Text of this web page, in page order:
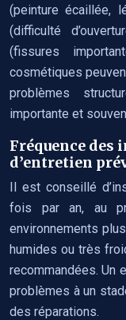
(peinture écaillée,
(difficulté
(fissures
cosmétiques
problèmes
importante et
Fréquence des
d’entretien
Il est conseillé
fois par an, au
environnements
humides ou très
recommandées. Un
problèmes à un
des réparations.